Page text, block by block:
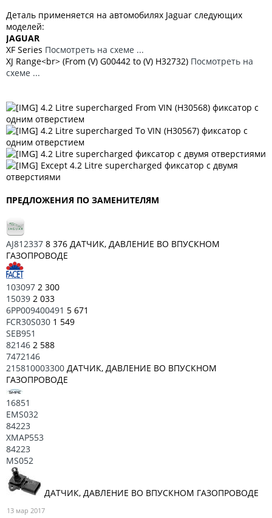
Деталь применяется на автомобилях Jaguar следующих
моделей:
JAGUAR
XF Series Посмотреть на схеме ...
XJ Range<br> (From (V) G00442 to (V) H32732) Посмотреть на
схеме ...
4.2 Litre supercharged From VIN (H30568) фиксатор с
одним отверстием
4.2 Litre supercharged To VIN (H30567) фиксатор с
одним отверстием
4.2 Litre supercharged фиксатор с двумя отверстиями
Except 4.2 Litre supercharged фиксатор с двумя
отверстиями
ПРЕДЛОЖЕНИЯ ПО ЗАМЕНИТЕЛЯМ
AJ812337 8 376 ДАТЧИК, ДАВЛЕНИЕ ВО ВПУСКНОМ
ГАЗОПРОВОДЕ
103097 2 300
15039 2 033
6PP009400491 5 671
FCR30S030 1 549
SEB951
82146 2 588
7472146
215810003300 ДАТЧИК, ДАВЛЕНИЕ ВО ВПУСКНОМ
ГАЗОПРОВОДЕ
16851
EMS032
84223
XMAP553
84223
MS052
ДАТЧИК, ДАВЛЕНИЕ ВО ВПУСКНОМ ГАЗОПРОВОДЕ
13 мар 2017